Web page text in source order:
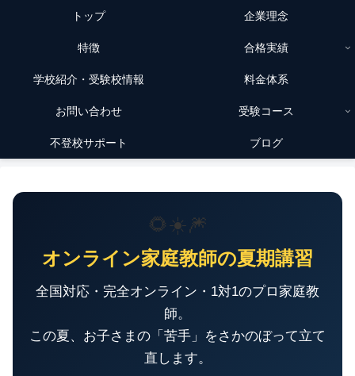
トップ 企業理念
特徴 合格実績
学校紹介・受験校情報 料金体系
お問い合わせ 受験コース
不登校サポート ブログ
🌻☀️🎆
オンライン家庭教師の夏期講習
全国対応・完全オンライン・1対1のプロ家庭教
師。
この夏、お子さまの「苦手」をさかのぼって立て
直します。